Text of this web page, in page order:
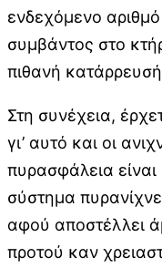
ενδεχόμενο
συμβάντος στο
πιθανή
Στη συνέχεια,
γι’ αυτό και οι
πυρασφάλεια
σύστημα
αφού αποστέλλει
προτού καν